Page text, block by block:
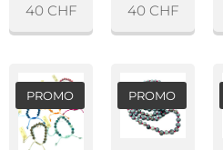
40CHF 40CHF
PROMO PROMO